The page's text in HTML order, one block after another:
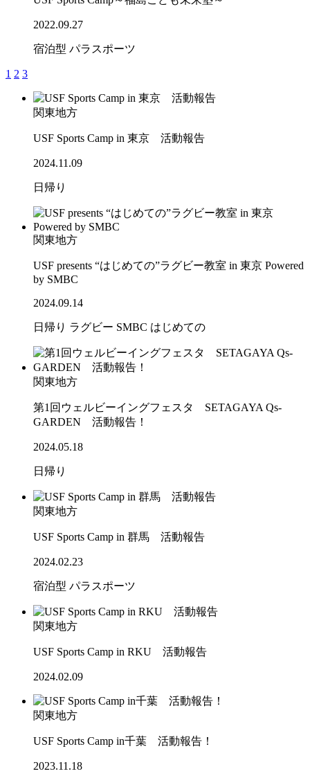
2022.09.27
宿泊型 パラスポーツ
1 2 3
関東地方
USF Sports Camp in 東京 活動報告
2024.11.09
日帰り
関東地方
USF presents “はじめての”ラグビー教室 in 東京 Powered
by SMBC
2024.09.14
日帰り ラグビー SMBC はじめての
関東地方
第1回ウェルビーイングフェスタ SETAGAYA Qs-
GARDEN 活動報告！
2024.05.18
日帰り
関東地方
USF Sports Camp in 群馬 活動報告
2024.02.23
宿泊型 パラスポーツ
関東地方
USF Sports Camp in RKU 活動報告
2024.02.09
関東地方
USF Sports Camp in千葉 活動報告！
2023.11.18